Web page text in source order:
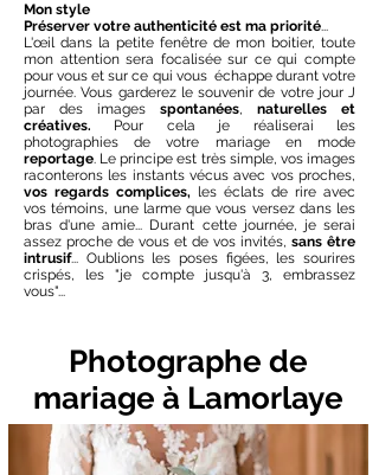
Mon style
Préserver votre authenticité est ma priorité...
L'œil dans la petite fenêtre de mon boitier, toute
mon attention sera focalisée sur ce qui compte
pour vous et sur ce qui vous échappe durant votre
journée. Vous garderez le souvenir de votre jour J
par des images spontanées, naturelles et
créatives. Pour cela je réaliserai les
photographies de votre mariage en mode
reportage. Le principe est très simple, vos images
raconterons les instants vécus avec vos proches,
vos regards complices, les éclats de rire avec
vos témoins, une larme que vous versez dans les
bras d'une amie... Durant cette journée, je serai
assez proche de vous et de vos invités, sans être
intrusif... Oublions les poses figées, les sourires
crispés, les "je compte jusqu'à 3, embrassez
vous"...
Photographe de
mariage à Lamorlaye